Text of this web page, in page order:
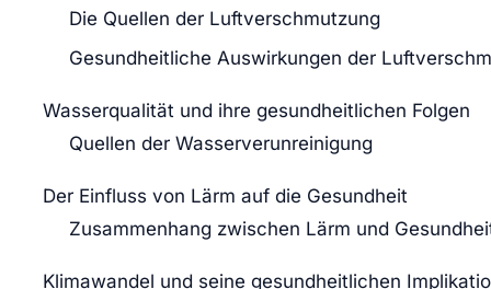
Die Quellen der Luftverschmutzung
Gesundheitliche Auswirkungen der
Wasserqualität und ihre gesundheitlichen Folgen
Quellen der Wasserverunreinigung
Der Einfluss von Lärm auf die Gesundheit
Zusammenhang zwischen Lärm und
Klimawandel und seine gesundheitlichen